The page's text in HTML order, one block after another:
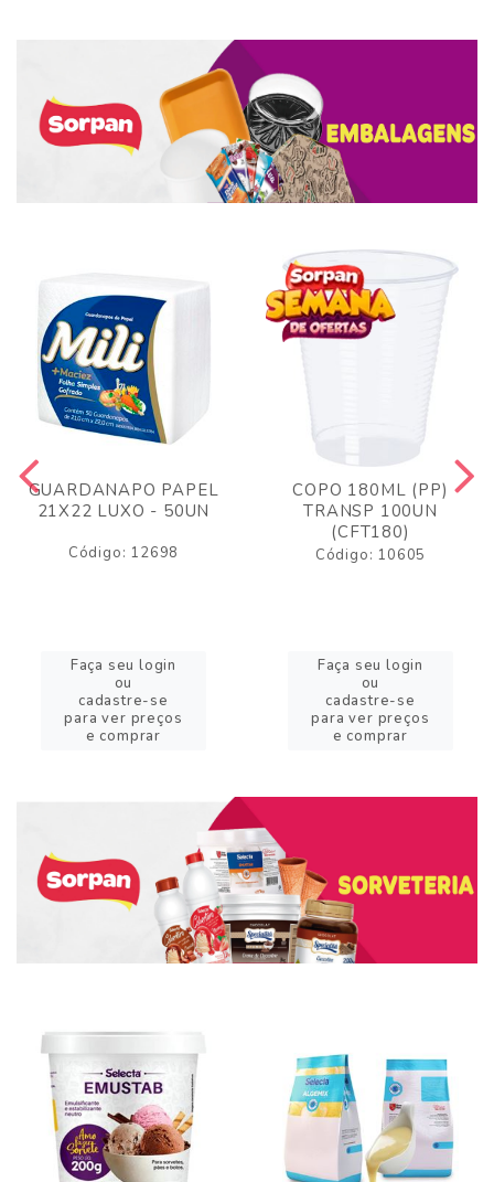
GUARDANAPO PAPEL
21X22 LUXO - 50UN
Código: 12698
Faça seu login
ou
cadastre-se
para ver preços
e comprar
COPO 180ML (PP)
TRANSP 100UN
(CFT180)
Código: 10605
Faça seu login
ou
cadastre-se
para ver preços
e comprar